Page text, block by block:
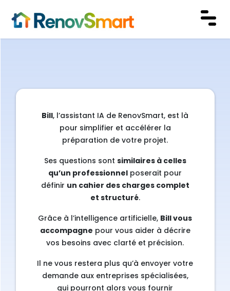
Bill, l’assistant IA de RenovSmart, est là
pour simplifier et accélérer la
préparation de votre projet.
Ses questions sont similaires à celles
qu’un professionnel poserait pour
définir un cahier des charges complet
et structuré.
Grâce à l’intelligence artificielle, Bill vous
accompagne pour vous aider à décrire
vos besoins avec clarté et précision.
Il ne vous restera plus qu’à envoyer votre
demande aux entreprises spécialisées,
qui pourront alors vous fournir